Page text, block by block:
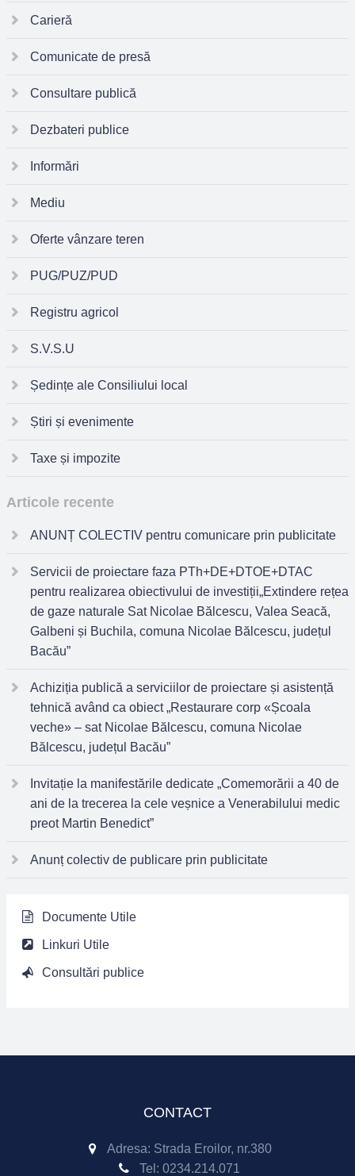
Carieră
Comunicate de presă
Consultare publică
Dezbateri publice
Informări
Mediu
Oferte vânzare teren
PUG/PUZ/PUD
Registru agricol
S.V.S.U
Ședințe ale Consiliului local
Știri și evenimente
Taxe și impozite
Articole recente
ANUNȚ COLECTIV pentru comunicare prin publicitate
Servicii de proiectare faza PTh+DE+DTOE+DTAC
pentru realizarea obiectivului de investiții„Extindere rețea
de gaze naturale Sat Nicolae Bălcescu, Valea Seacă,
Galbeni și Buchila, comuna Nicolae Bălcescu, județul
Bacău”
Achiziția publică a serviciilor de proiectare și asistență
tehnică având ca obiect „Restaurare corp «Școala
veche» – sat Nicolae Bălcescu, comuna Nicolae
Bălcescu, județul Bacău”
Invitație la manifestările dedicate „Comemorării a 40 de
ani de la trecerea la cele veșnice a Venerabilului medic
preot Martin Benedict”
Anunț colectiv de publicare prin publicitate
Documente Utile
Linkuri Utile
Consultări publice
CONTACT
Adresa: Strada Eroilor, nr.380
Tel: 0234.214.071